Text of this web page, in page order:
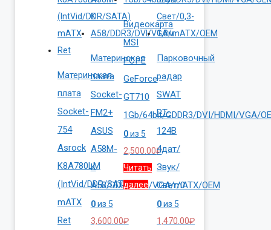
Материнская
плата
Socket-
754
Asrock
K8A780LM
(IntVid/DDR/SATA)
mATX
Ret
Материнская
плата
Socket-
FM2+
ASUS
A58M-
K
A58/DDR3/DVI/VGA/mATX/OEM
0из 5
3,600.00₽
Видеокарта
MSI
PCI-E
GeForce
GT710
1Gb/64bit/GDDR3/DVI/HDMI/VGA/
0из 5
2,500.00₽
Читать
далее
Парковочный
радар
SWAT
PT-
124B
4дат/
Звук/
Свет/0
0из 5
1,470.00₽